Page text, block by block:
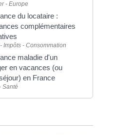
- Europe
du locataire :
complémentaires
Impôts - Consommation
maladie d'un
en vacances (ou
en France
Santé